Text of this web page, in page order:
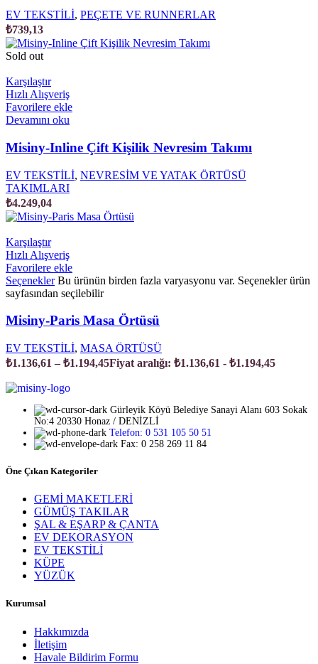
EV TEKSTİLİ, PEÇETE VE RUNNERLAR
₺739,13
Sold out
Karşılaştır
Hızlı Alışveriş
Favorilere ekle
Devamını oku
Misiny-Inline Çift Kişilik Nevresim Takımı
EV TEKSTİLİ, NEVRESİM VE YATAK ÖRTÜSÜ
TAKIMLARI
₺4.249,04
Karşılaştır
Hızlı Alışveriş
Favorilere ekle
Seçenekler Bu ürünün birden fazla varyasyonu var. Seçenekler ürün
sayfasından seçilebilir
Misiny-Paris Masa Örtüsü
EV TEKSTİLİ, MASA ÖRTÜSÜ
₺1.136,61 –₺1.194,45Fiyat aralığı: ₺1.136,61 - ₺1.194,45
Gürleyik Köyü Belediye Sanayi Alanı 603 Sokak
No:4 20330 Honaz / DENİZLİ
Telefon: 0 531 105 50 51
Fax: 0 258 269 11 84
Öne Çıkan Kategoriler
GEMİ MAKETLERİ
GÜMÜŞ TAKILAR
ŞAL & EŞARP & ÇANTA
EV DEKORASYON
EV TEKSTİLİ
KÜPE
YÜZÜK
Kurumsal
Hakkımızda
İletişim
Havale Bildirim Formu